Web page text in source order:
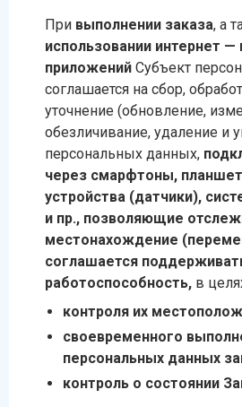
При выполнении заказа, а
использовании интернет —
приложений Субъект
соглашается на сбор,
уточнение (обновление,
обезличивание, удаление и
персональных данных,
через смарфтоны,
устройства (датчики),
и пр., позволяющие
местонахождение
соглашается
работоспособность, в
контроля их
своевременного
персональных данных
контроль о состоянии